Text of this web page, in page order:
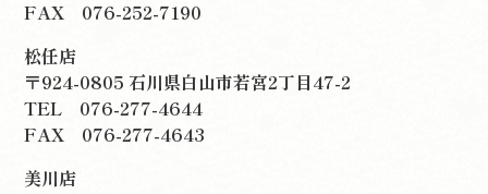
FAX 076-252-7190
松任店
〒924-0805 石川県白山市若宮2丁目47-2
TEL 076-277-4644
FAX 076-277-4643
美川店